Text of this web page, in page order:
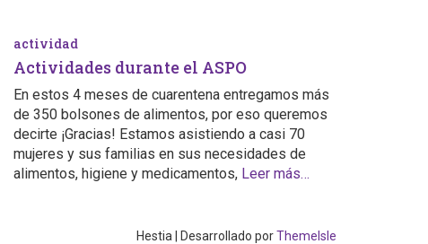
actividad
Actividades durante el ASPO
En estos 4 meses de cuarentena entregamos más
de 350 bolsones de alimentos, por eso queremos
decirte ¡Gracias! Estamos asistiendo a casi 70
mujeres y sus familias en sus necesidades de
alimentos, higiene y medicamentos, Leer más…
Hestia | Desarrollado porThemeIsle